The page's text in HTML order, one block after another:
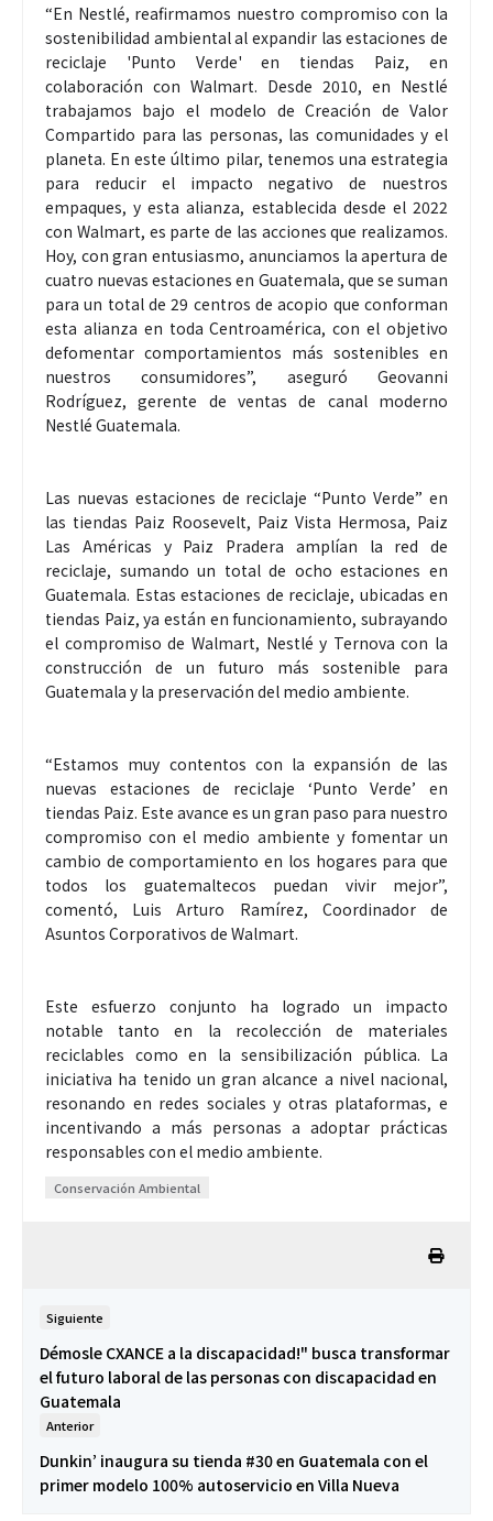
“En Nestlé, reafirmamos nuestro compromiso con la
sostenibilidad ambiental al expandir las estaciones de
reciclaje 'Punto Verde' en tiendas Paiz, en
colaboración con Walmart. Desde 2010, en Nestlé
trabajamos bajo el modelo de Creación de Valor
Compartido para las personas, las comunidades y el
planeta. En este último pilar, tenemos una estrategia
para reducir el impacto negativo de nuestros
empaques, y esta alianza, establecida desde el 2022
con Walmart, es parte de las acciones que realizamos.
Hoy, con gran entusiasmo, anunciamos la apertura de
cuatro nuevas estaciones en Guatemala, que se suman
para un total de 29 centros de acopio que conforman
esta alianza en toda Centroamérica, con el objetivo
defomentar comportamientos más sostenibles en
nuestros consumidores”, aseguró Geovanni
Rodríguez, gerente de ventas de canal moderno
Nestlé Guatemala.
Las nuevas estaciones de reciclaje “Punto Verde” en
las tiendas Paiz Roosevelt, Paiz Vista Hermosa, Paiz
Las Américas y Paiz Pradera amplían la red de
reciclaje, sumando un total de ocho estaciones en
Guatemala. Estas estaciones de reciclaje, ubicadas en
tiendas Paiz, ya están en funcionamiento, subrayando
el compromiso de Walmart, Nestlé y Ternova con la
construcción de un futuro más sostenible para
Guatemala y la preservación del medio ambiente.
“Estamos muy contentos con la expansión de las
nuevas estaciones de reciclaje ‘Punto Verde’ en
tiendas Paiz. Este avance es un gran paso para nuestro
compromiso con el medio ambiente y fomentar un
cambio de comportamiento en los hogares para que
todos los guatemaltecos puedan vivir mejor”,
comentó, Luis Arturo Ramírez, Coordinador de
Asuntos Corporativos de Walmart.
Este esfuerzo conjunto ha logrado un impacto
notable tanto en la recolección de materiales
reciclables como en la sensibilización pública. La
iniciativa ha tenido un gran alcance a nivel nacional,
resonando en redes sociales y otras plataformas, e
incentivando a más personas a adoptar prácticas
responsables con el medio ambiente.
Conservación Ambiental
Siguiente
Démosle CXANCE a la discapacidad!" busca transformar
el futuro laboral de las personas con discapacidad en
Guatemala
Anterior
Dunkin’ inaugura su tienda #30 en Guatemala con el
primer modelo 100% autoservicio en Villa Nueva